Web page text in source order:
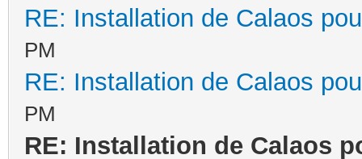
RE: Installation de Calaos
PM
RE: Installation de Calaos
PM
RE: Installation de Calaos